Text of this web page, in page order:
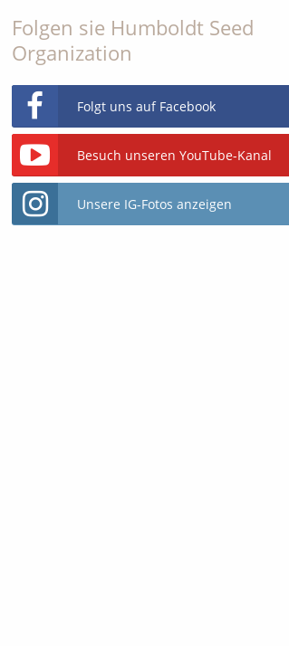
Folgen sie Humboldt Seed
Organization
Folgt uns auf Facebook
Besuch unseren YouTube-Kanal
Unsere IG-Fotos anzeigen